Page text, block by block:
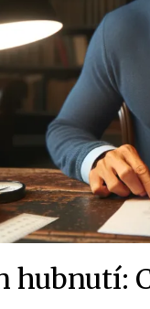
hubnutí: